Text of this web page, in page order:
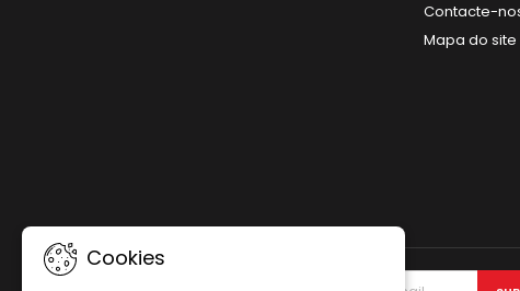
Contacte-
Mapa do site
Cookies